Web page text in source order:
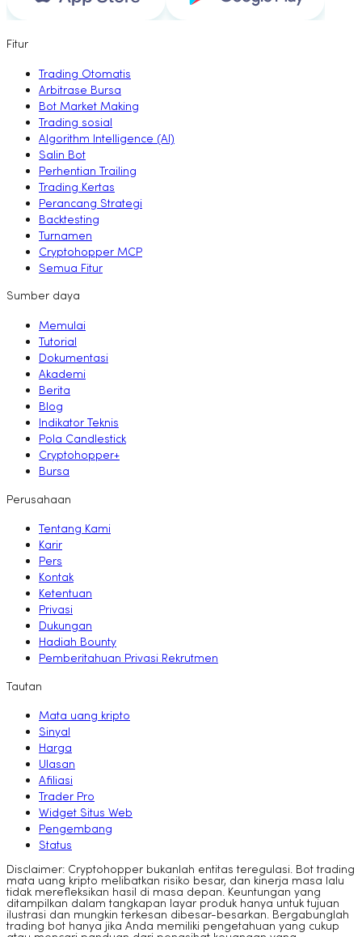
Fitur
Trading Otomatis
Arbitrase Bursa
Bot Market Making
Trading sosial
Algorithm Intelligence (AI)
Salin Bot
Perhentian Trailing
Trading Kertas
Perancang Strategi
Backtesting
Turnamen
Cryptohopper MCP
Semua Fitur
Sumber daya
Memulai
Tutorial
Dokumentasi
Akademi
Berita
Blog
Indikator Teknis
Pola Candlestick
Cryptohopper+
Bursa
Perusahaan
Tentang Kami
Karir
Pers
Kontak
Ketentuan
Privasi
Dukungan
Hadiah Bounty
Pemberitahuan Privasi Rekrutmen
Tautan
Mata uang kripto
Sinyal
Harga
Ulasan
Afiliasi
Trader Pro
Widget Situs Web
Pengembang
Status
Disclaimer: Cryptohopper bukanlah entitas teregulasi. Bot trading
mata uang kripto melibatkan risiko besar, dan kinerja masa lalu
tidak merefleksikan hasil di masa depan. Keuntungan yang
ditampilkan dalam tangkapan layar produk hanya untuk tujuan
ilustrasi dan mungkin terkesan dibesar-besarkan. Bergabunglah
trading bot hanya jika Anda memiliki pengetahuan yang cukup